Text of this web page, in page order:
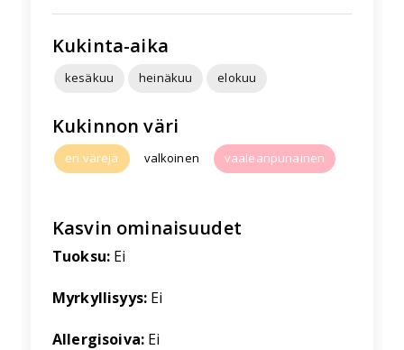
Kukinta-aika
kesäkuu heinäkuu elokuu
Kukinnon väri
eri värejä valkoinen vaaleanpunainen
Kasvin ominaisuudet
Tuoksu: Ei
Myrkyllisyys: Ei
Allergisoiva: Ei